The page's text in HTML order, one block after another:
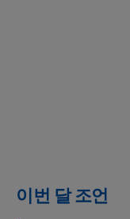
이번 달 조언